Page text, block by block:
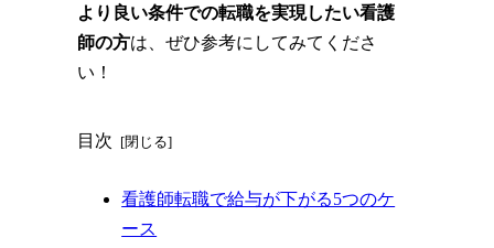
より良い条件での転職を実現したい看護
師の方は、ぜひ参考にしてみてくださ
い！
目次
看護師転職で給与が下がる5つのケ
ース